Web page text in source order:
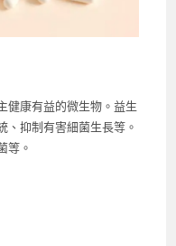
健康有益的微生物。益生
、抑制有害細菌生長等。
等。